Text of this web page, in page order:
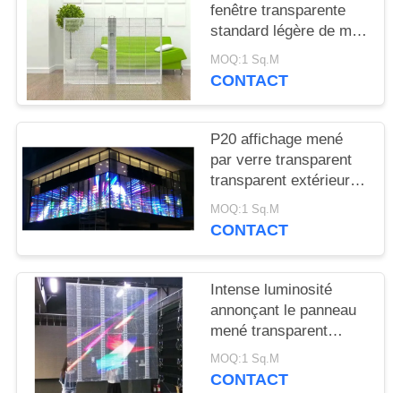
DEVIS
PLAN
DU
SITE
PRIVACY
POLICY
fenêtre transparente
standard légère de mur
d'écran de LED
MOQ:1 Sq.M
CONTACT
P20 affichage mené
par verre transparent
transparent extérieur
d'écran de
l'IMMERSION 346 LED
MOQ:1 Sq.M
CONTACT
Intense luminosité
annonçant le panneau
mené transparent
20mm pour le mur de
verre
MOQ:1 Sq.M
CONTACT